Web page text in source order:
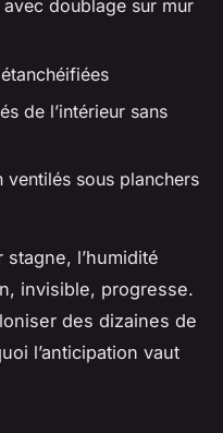
doublage sur mur
de l’intérieur sans
sous planchers
stagne, l’humidité
invisible, progresse.
des dizaines de
l’anticipation vaut